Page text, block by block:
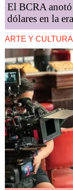
El BCRA anotó
dólares en la
ARTE Y CULTURA